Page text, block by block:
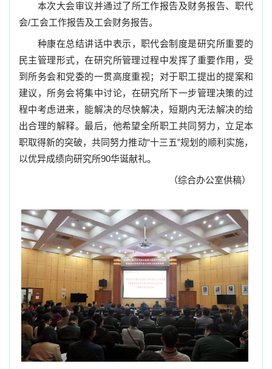
本次大会审议并通过了所工作报告及财务报告、职代
会/工会工作报告及工会财务报告。
种康在总结讲话中表示，职代会制度是研究所重要的
民主管理形式，在研究所管理过程中发挥了重要作用，受
到所务会和党委的一贯高度重视；对于职工提出的提案和
建议， 所务会将集中讨论，在研究所下一步管理决策的过
程中考虑进来，能解决的尽快解决，短期内无法解决的给
出合理的解释。最后，他希望全所职工共同努力，立足本
职取得新的突破，共同努力推动“十三五”规划的顺利实施，
以优异成绩向研究所90华诞献礼。
（综合办公室供稿）